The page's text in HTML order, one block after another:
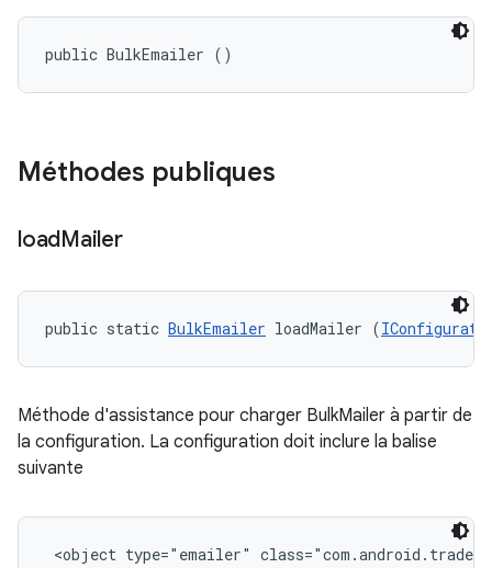
public BulkEmailer ()
Méthodes publiques
loadMailer
public static BulkEmailer loadMailer (
Méthode d'assistance pour charger BulkMailer à partir de
la configuration. La configuration doit inclure la balise
suivante
<object type="emailer"